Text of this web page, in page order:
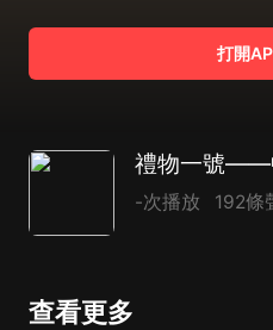
打開
禮物一號——
-次播放 192條
查看更多